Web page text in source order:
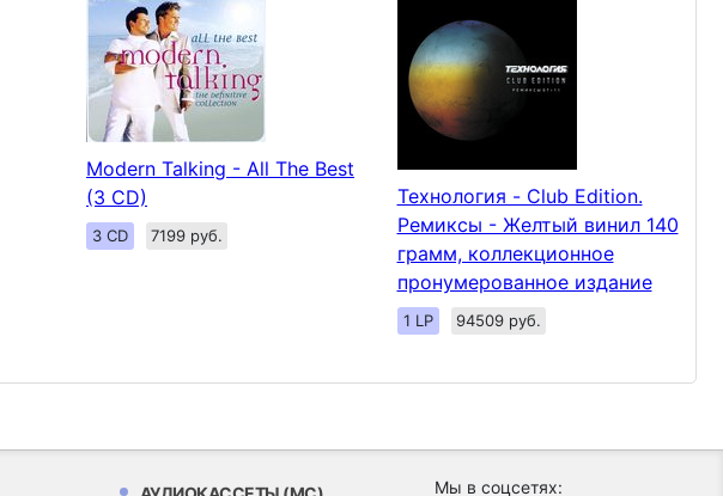
Modern Talking - All The Best
(3 CD)
3 CD 7199 руб.
Технология - Club Edition.
Ремиксы - Желтый винил 140
грамм, коллекционное
пронумерованное издание
1 LP 94509 руб.
Мы в соцсетях: